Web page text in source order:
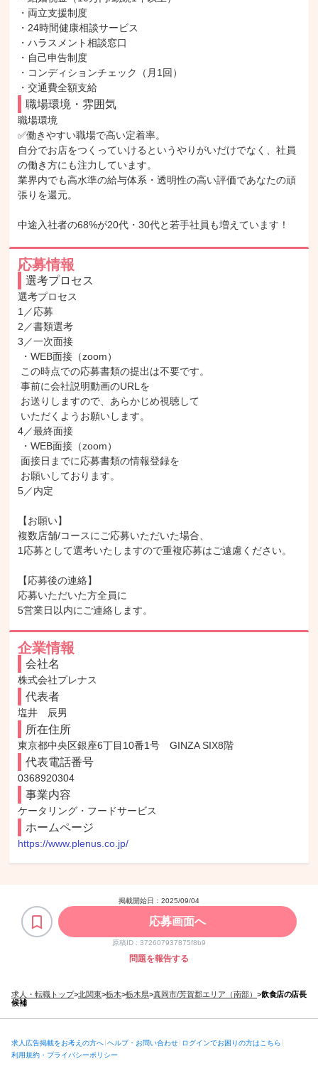
・両立支援制度
・24時間健康相談サービス
・ハラスメント相談窓口
・自己申告制度
・コンディションチェック（月1回）
・交通費全額支給
職場環境・雰囲気
職場環境
✅働きやすい職場で高い定着率。
自分でお店をつくっていけるというやりがいだけでなく、社員
の働き方にも注力しています。
業界内でも高水準の給与体系・透明性の高い評価であなたの頑
張りを還元。
中途入社者の68%が20代・30代と若手社員も増えています！
応募情報
選考プロセス
選考プロセス
1／応募
2／書類選考
3／一次面接
4／最終面接
5／内定
【お願い】
複数店舗/コースにご応募いただいた場合、
1応募として選考いたしますので重複応募はご遠慮ください。
【応募後の連絡】
応募いただいた方全員に
5営業日以内にご連絡します。
企業情報
会社名
株式会社プレナス
代表者
塩井　辰男
所在住所
東京都中央区銀座6丁目10番1号　GINZA SIX8階
代表電話番号
0368920304
事業内容
ケータリング・フードサービス
ホームページ
https://www.plenus.co.jp/
掲載開始日： 2025/09/04
応募画面へ
原稿ID : 372607937875f8b9
問題を報告する
求人・転職トップ>北関東>栃木>栃木県>真岡市/芳賀郡エリア（南部） >飲食店の店長
候補
求人広告掲載をお考えの方へ ヘルプ・お問い合わせ ログインでお困りの方はこちら
利用規約・プライバシーポリシー